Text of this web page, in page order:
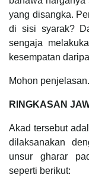
yang disangka.
di sisi syarak?
sengaja
kesempatan
Mohon
RINGKASAN
Akad tersebut
dilaksanakan
unsur gharar
seperti berikut: